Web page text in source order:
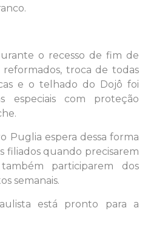
o recesso de fim de
reformados, troca de todas
e o telhado do Dojô foi
especiais com proteção
Puglia espera dessa forma
filiados quando precisarem
participarem dos
semanais.
está pronto para a